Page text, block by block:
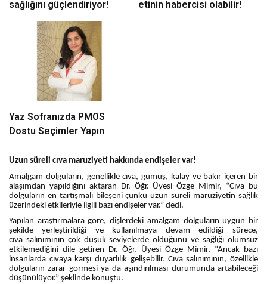
sağlığını güçlendiriyor!
etinin habercisi olabilir!
Yaz Sofranızda PMOS
Dostu Seçimler Yapın
Uzun süreli cıva maruziyeti hakkında endişeler var!
Amalgam dolguların, genellikle cıva, gümüş, kalay ve bakır içeren bir
alaşımdan yapıldığını aktaran Dr. Öğr. Üyesi Özge Mimir, “Cıva bu
dolguların en tartışmalı bileşeni çünkü uzun süreli maruziyetin sağlık
üzerindeki etkileriyle ilgili bazı endişeler var.” dedi.
Yapılan araştırmalara göre, dişlerdeki amalgam dolguların uygun bir
şekilde yerleştirildiği ve kullanılmaya devam edildiği sürece,
cıva salınımının çok düşük seviyelerde olduğunu ve sağlığı olumsuz
etkilemediğini dile getiren Dr. Öğr. Üyesi Özge Mimir, “Ancak bazı
insanlarda cıvaya karşı duyarlılık gelişebilir. Cıva salınımının, özellikle
dolguların zarar görmesi ya da aşındırılması durumunda artabileceği
düşünülüyor.” şeklinde konuştu.